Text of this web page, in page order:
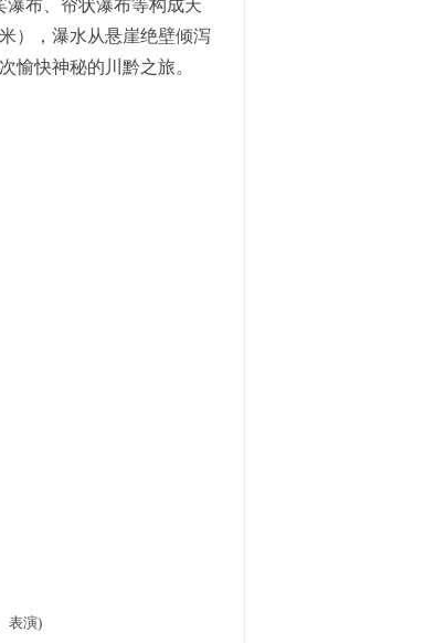
布、帘状瀑布等构成天
），瀑水从悬崖绝壁倾泻
愉快神秘的川黔之旅。
表演)